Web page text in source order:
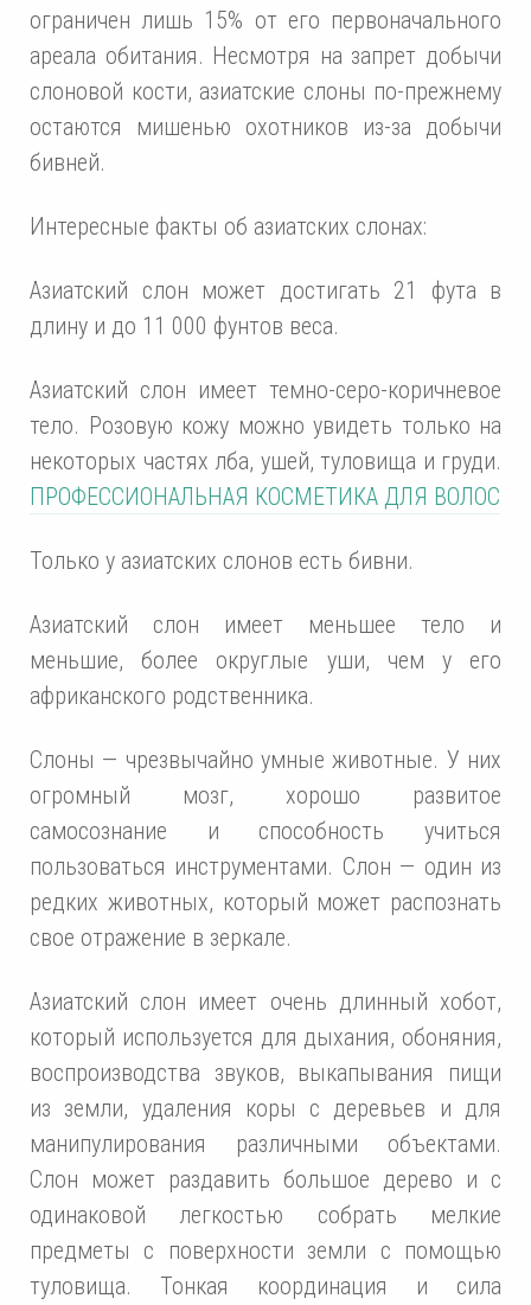
ограничен лишь 15% от его первоначального
ареала обитания. Несмотря на запрет добычи
слоновой кости, азиатские слоны по-прежнему
остаются мишенью охотников из-за добычи
бивней.
Интересные факты об азиатских слонах:
Азиатский слон может достигать 21 фута в
длину и до 11 000 фунтов веса.
Азиатский слон имеет темно-серо-коричневое
тело. Розовую кожу можно увидеть только на
некоторых частях лба, ушей, туловища и груди.
ПРОФЕССИОНАЛЬНАЯ КОСМЕТИКА ДЛЯ ВОЛОС
Только у азиатских слонов есть бивни.
Азиатский слон имеет меньшее тело и
меньшие, более округлые уши, чем у его
африканского родственника.
Слоны — чрезвычайно умные животные. У них
огромный мозг, хорошо развитое
самосознание и способность учиться
пользоваться инструментами. Слон — один из
редких животных, который может распознать
свое отражение в зеркале.
Азиатский слон имеет очень длинный хобот,
который используется для дыхания, обоняния,
воспроизводства звуков, выкапывания пищи
из земли, удаления коры с деревьев и для
манипулирования различными объектами.
Слон может раздавить большое дерево и с
одинаковой легкостью собрать мелкие
предметы с поверхности земли с помощью
туловища. Тонкая координация и сила